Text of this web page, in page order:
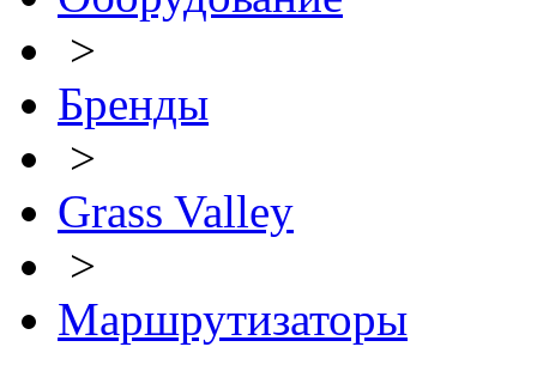
>
Бренды
>
Grass Valley
>
Маршрутизаторы